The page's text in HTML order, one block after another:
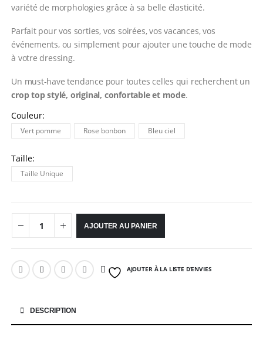
variété de morphologies grâce à sa belle élasticité.
Parfait pour vos sorties, vos soirées, vos vacances, vos
événements, ou simplement pour ajouter une touche de mode
à votre dressing.
Un must-have tendance pour toutes celles qui recherchent un
crop top stylé, original, confortable et mode.
Couleur
Vert pomme Rose bonbon Bleu ciel
Taille
Taille Unique
AJOUTER AU PANIER
AJOUTER À LA LISTE D’ENVIES
DESCRIPTION